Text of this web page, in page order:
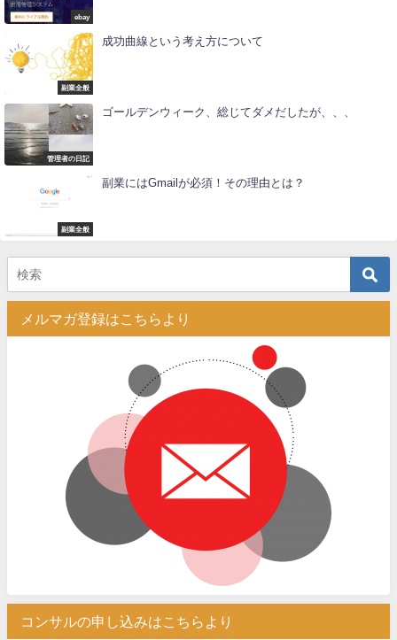
ebay
副業全般
成功曲線という考え方について
管理者の日記
ゴールデンウィーク、総じてダメだしたが、、、
副業全般
副業にはGmailが必須！その理由とは？
メルマガ登録はこちらより
コンサルの申し込みはこちらより